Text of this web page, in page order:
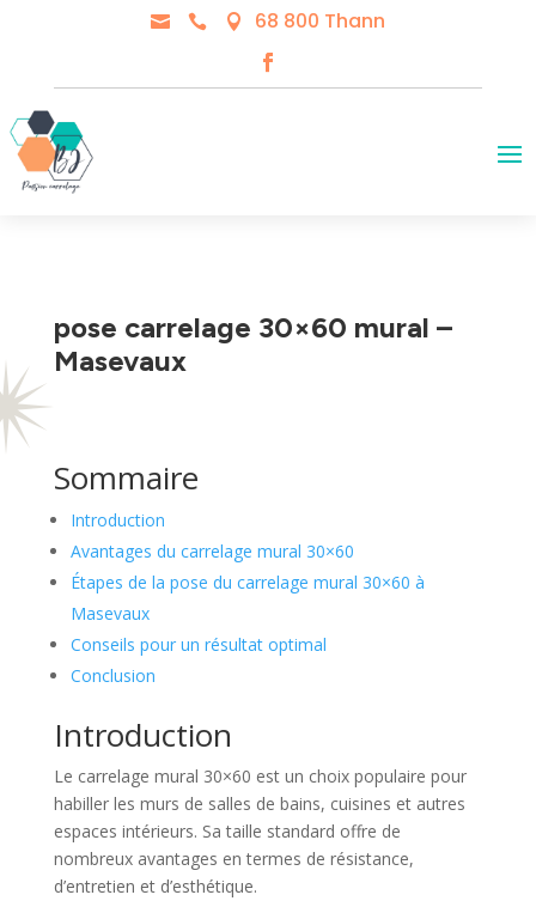
   68 800 Thann
pose carrelage 30×60 mural –
Masevaux
Sommaire
Introduction
Avantages du carrelage mural 30×60
Étapes de la pose du carrelage mural 30×60 à
Masevaux
Conseils pour un résultat optimal
Conclusion
Introduction
Le carrelage mural 30×60 est un choix populaire pour
habiller les murs de salles de bains, cuisines et autres
espaces intérieurs. Sa taille standard offre de
nombreux avantages en termes de résistance,
d’entretien et d’esthétique.